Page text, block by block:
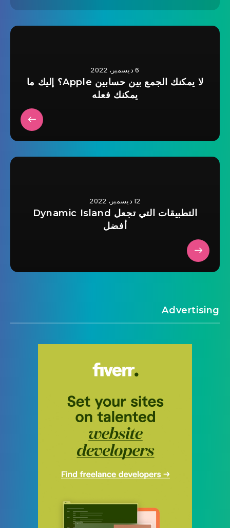
6 ديسمبر، 2022
لا يمكنك الجمع بين حسابين Apple؟ إليك ما
يمكنك فعله
12 ديسمبر، 2022
التطبيقات التي تجعل Dynamic Island
أفضل
Advertising